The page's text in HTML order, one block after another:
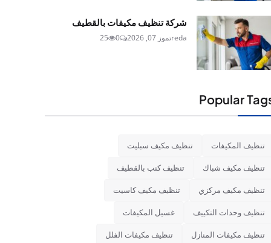
شركة تنظيف مكيفات بالقطيف
redaتموز 07, 2026 0
25
Popular
تنظيف المكيفات تنظيف مكيف سبليت
تنظيف مكيف شباك تنظيف كنب بالقطيف
تنظيف مكيف مركزي تنظيف مكيف كاسيت
تنظيف وحدات التكييف غسيل المكيفات
تنظيف مكيفات المنازل تنظيف مكيفات الفلل